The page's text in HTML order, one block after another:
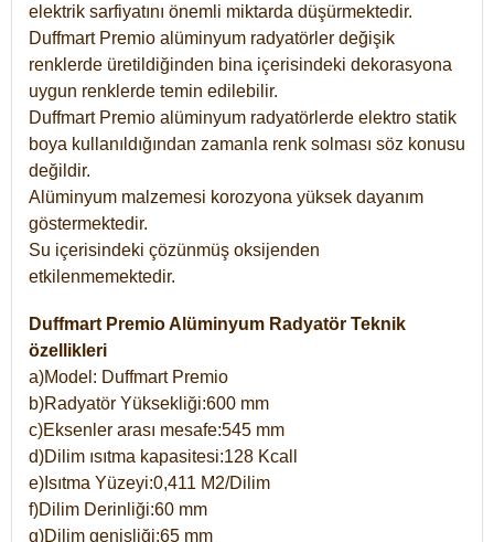
elektrik sarfiyatını önemli miktarda düşürmektedir.
Duffmart Premio alüminyum radyatörler değişik
renklerde üretildiğinden bina içerisindeki dekorasyona
uygun renklerde temin edilebilir.
Duffmart Premio alüminyum radyatörlerde elektro statik
boya kullanıldığından zamanla renk solması söz konusu
değildir.
Alüminyum malzemesi korozyona yüksek dayanım
göstermektedir.
Su içerisindeki çözünmüş oksijenden
etkilenmemektedir.
Duffmart Premio Alüminyum Radyatör Teknik
özellikleri
a)Model: Duffmart Premio
b)Radyatör Yüksekliği:600 mm
c)Eksenler arası mesafe:545 mm
d)Dilim ısıtma kapasitesi:128 Kcall
e)Isıtma Yüzeyi:0,411 M2/Dilim
f)Dilim Derinliği:60 mm
g)Dilim genişliği:65 mm